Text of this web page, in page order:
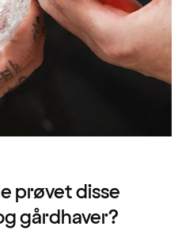
prøvet disse
gårdhaver?